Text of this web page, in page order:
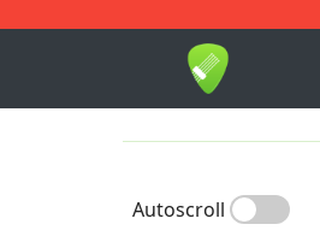
1-9
Autoscroll